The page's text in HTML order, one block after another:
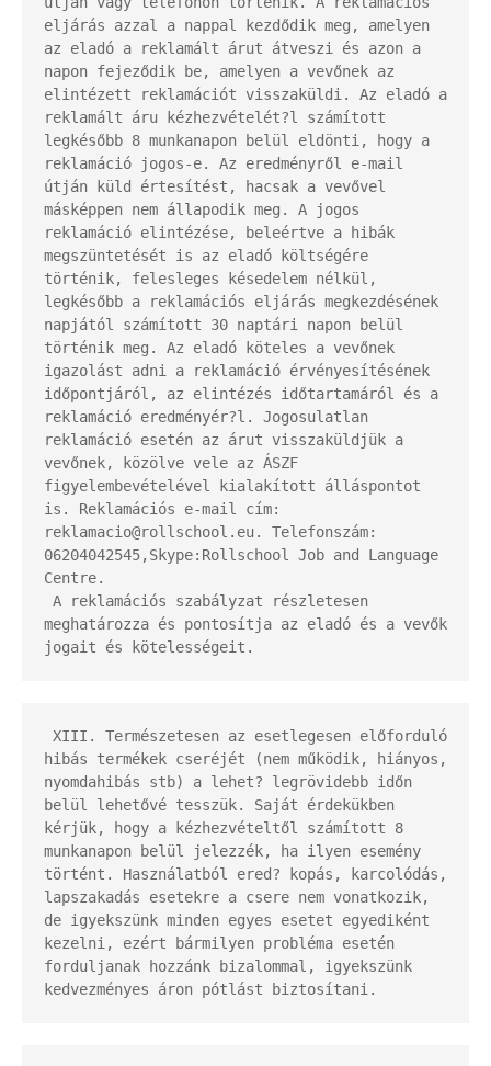
eljárás azzal a nappal kezdődik meg, amelyen
az eladó a reklamált árut átveszi és azon a
napon fejeződik be, amelyen a vevőnek az
elintézett reklamációt visszaküldi. Az eladó a
reklamált áru kézhezvételét?l számított
legkésőbb 8 munkanapon belül eldönti, hogy a
reklamáció jogos-e. Az eredményről e-mail
útján küld értesítést, hacsak a vevővel
másképpen nem állapodik meg. A jogos
reklamáció elintézése, beleértve a hibák
megszüntetését is az eladó költségére
történik, felesleges késedelem nélkül,
legkésőbb a reklamációs eljárás megkezdésének
napjától számított 30 naptári napon belül
történik meg. Az eladó köteles a vevőnek
igazolást adni a reklamáció érvényesítésének
időpontjáról, az elintézés időtartamáról és a
reklamáció eredményér?l. Jogosulatlan
reklamáció esetén az árut visszaküldjük a
vevőnek, közölve vele az ÁSZF
figyelembevételével kialakított álláspontot
is. Reklamációs e-mail cím:
reklamacio@rollschool.eu. Telefonszám:
06204042545,Skype:Rollschool Job and Language
Centre.
meghatározza és pontosítja az eladó és a vevők
jogait és kötelességeit.
hibás termékek cseréjét (nem működik, hiányos,
nyomdahibás stb) a lehet? legrövidebb időn
belül lehetővé tesszük. Saját érdekükben
kérjük, hogy a kézhezvételtől számított 8
munkanapon belül jelezzék, ha ilyen esemény
történt. Használatból ered? kopás, karcolódás,
lapszakadás esetekre a csere nem vonatkozik,
de igyekszünk minden egyes esetet egyediként
kezelni, ezért bármilyen probléma esetén
forduljanak hozzánk bizalommal, igyekszünk
kedvezményes áron pótlást biztosítani.